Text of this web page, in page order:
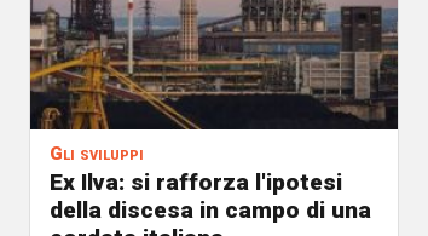
Gli sviluppi
Ex Ilva: si rafforza l'ipotesi
della discesa in campo di una